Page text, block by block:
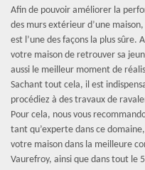
Afin de pouvoir améliorer la
des murs extérieur d’une
est l’une des façons la plus sûre.
votre maison de retrouver sa
aussi le meilleur moment de
Sachant tout cela, il est
procédiez à des travaux de
Pour cela, nous vous
tant qu’experte dans ce
votre maison dans la meilleure
Vaurefroy, ainsi que dans tout le